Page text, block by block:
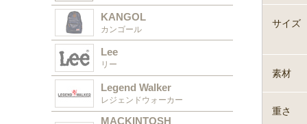
KANGOL
カンゴール
Lee
リー
Legend Walker
レジェンドウォーカー
MACKINTOSH
サイズ
素材
重さ